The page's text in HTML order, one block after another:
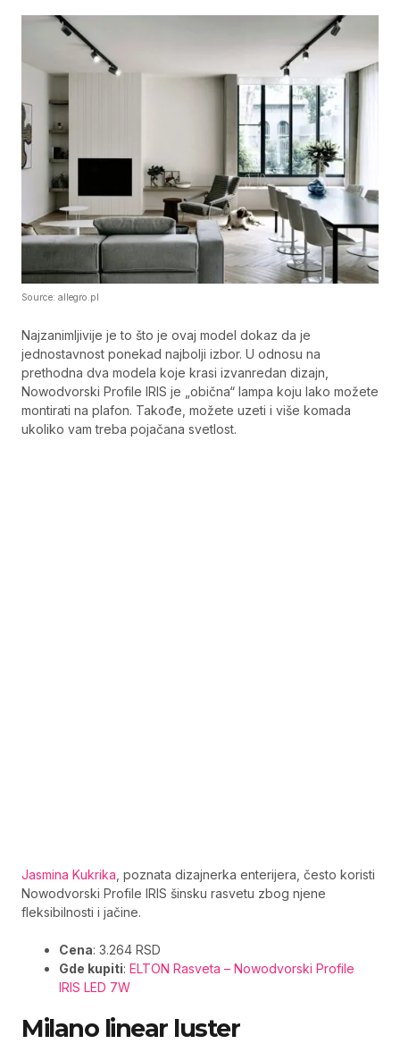
Source: allegro.pl
Najzanimljivije je to što je ovaj model dokaz da je
jednostavnost ponekad najbolji izbor. U odnosu na
prethodna dva modela koje krasi izvanredan dizajn,
Nowodvorski Profile IRIS je „obična“ lampa koju lako možete
montirati na plafon. Takođe, možete uzeti i više komada
ukoliko vam treba pojačana svetlost.
Jasmina Kukrika , poznata dizajnerka enterijera, često koristi
Nowodvorski Profile IRIS šinsku rasvetu zbog njene
fleksibilnosti i jačine.
Cena: 3.264 RSD
Gde kupiti: ELTON Rasveta – Nowodvorski Profile
IRIS LED 7W
Milano linear luster